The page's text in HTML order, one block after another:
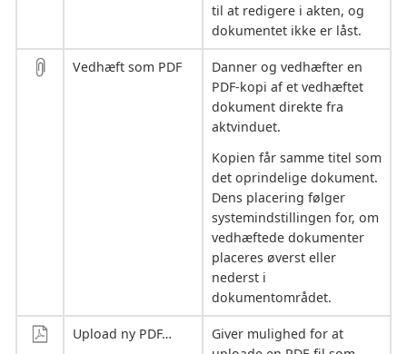
til at redigere i akten, og
dokumentet ikke er låst.
Vedhæft som PDF
Danner og vedhæfter en
PDF-kopi af et vedhæftet
dokument direkte fra
aktvinduet.
Kopien får samme titel som
det oprindelige dokument.
Dens placering følger
systemindstillingen for, om
vedhæftede dokumenter
placeres øverst eller
nederst i
dokumentområdet.
Upload ny PDF…
Giver mulighed for at